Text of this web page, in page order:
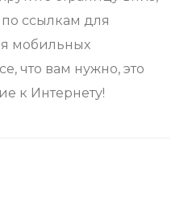
ссылкам для
мобильных
что вам нужно, это
к Интернету!